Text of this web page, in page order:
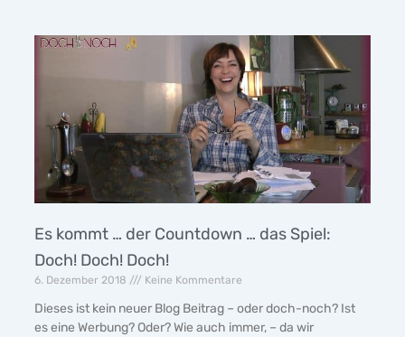
Es kommt … der Countdown … das Spiel:
Doch! Doch! Doch!
6. Dezember 2018 Keine Kommentare
Dieses ist kein neuer Blog Beitrag – oder doch-noch? Ist
es eine Werbung? Oder? Wie auch immer, – da wir